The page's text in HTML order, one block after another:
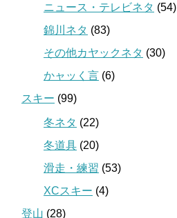
ニュース・テレビネタ (54)
錦川ネタ (83)
その他カヤックネタ (30)
かャッく言 (6)
スキー (99)
冬ネタ (22)
冬道具 (20)
滑走・練習 (53)
XCスキー (4)
登山 (28)